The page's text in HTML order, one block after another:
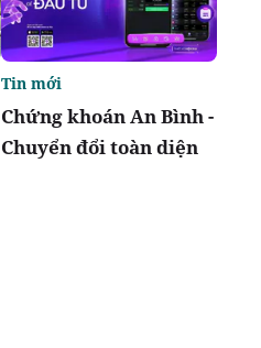
Chứng khoán An Bình -
Chuyển đổi toàn diện
Tin mới